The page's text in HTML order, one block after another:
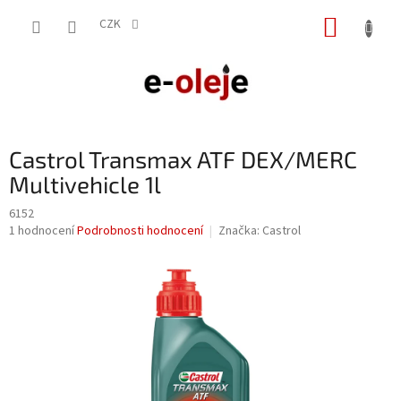
CZK
Castrol Transmax ATF DEX/MERC
Multivehicle 1l
6152
Průměrné
1 hodnoceníPodrobnosti hodnocení Značka: Castrol